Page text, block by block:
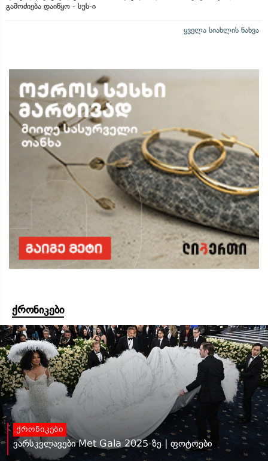
გამოძიება დაიწყო - სუს-ი
ყველა სიახლის ნახვა
ქრონიკები
ქრონიკები
ვარსკვლავები Met Gala 2025-ზე | ფოტოები